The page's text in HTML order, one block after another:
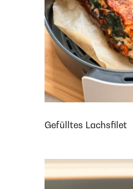
Gefülltes Lachsfilet